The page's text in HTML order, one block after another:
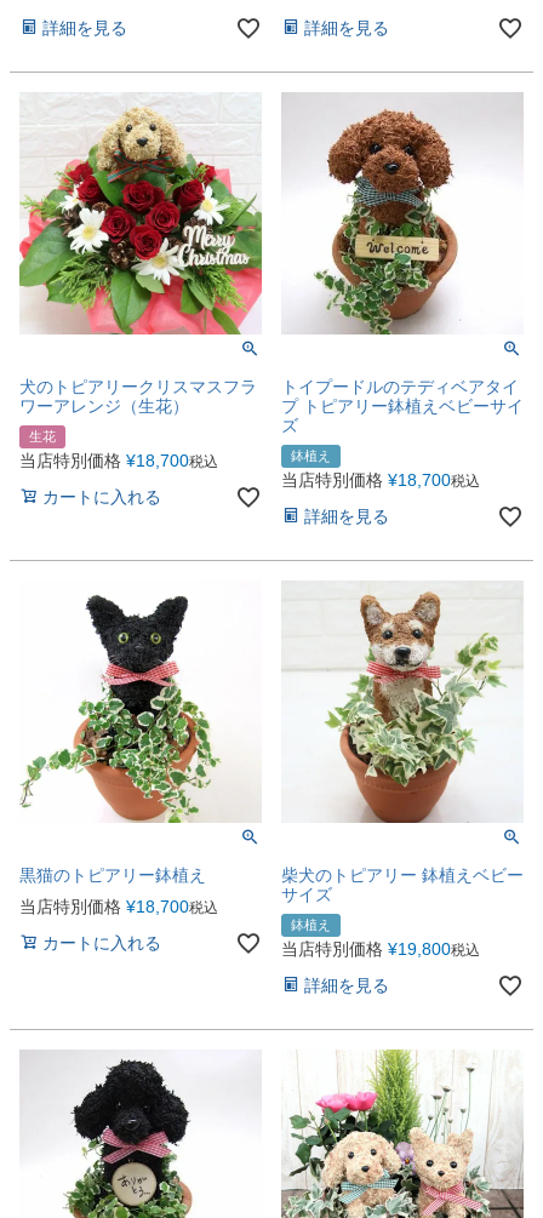
詳細を見る 詳細を見る
犬のトピアリークリスマスフラ
ワーアレンジ（生花）
生花
当店特別価格 ¥18,700税込
カートに入れる
トイプードルのテディベアタイ
プ トピアリー鉢植えベビーサイ
ズ
鉢植え
当店特別価格 ¥18,700税込
詳細を見る
黒猫のトピアリー鉢植え
当店特別価格 ¥18,700税込
カートに入れる
柴犬のトピアリー 鉢植えベビー
サイズ
鉢植え
当店特別価格 ¥19,800税込
詳細を見る